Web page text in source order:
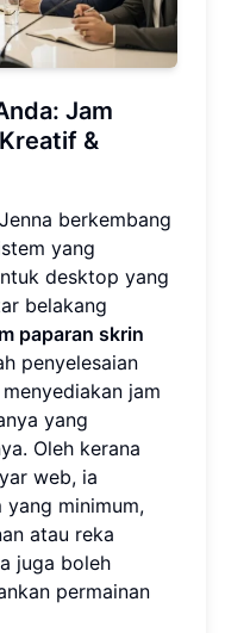
Jam
&
berkembang
yang
desktop yang
belakang
paparan skrin
penyelesaian
jam
yang
Oleh kerana
web, ia
yang minimum,
atau reka
juga boleh
permainan